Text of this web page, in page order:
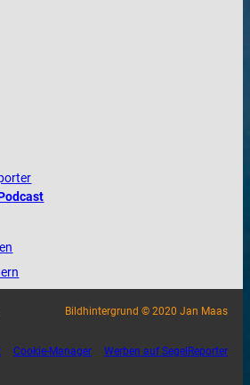
Bildhintergrund © 2020 Jan Maas
Cookie-Manager Werben auf SegelReporter